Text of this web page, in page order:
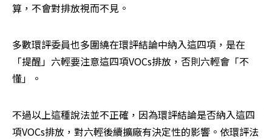
算，不會對排放視而不見。
多數環評委員也多圍繞在環評結論中納入這四項，是在
「提醒」六輕要注意這四項VOCs排放，否則六輕會「不
懂」。
不過以上這種說法並不正確，因為環評結論是否納入這四
項VOCs排放，對六輕後續擴廠有決定性的影響。依環評法